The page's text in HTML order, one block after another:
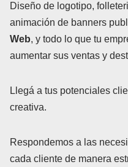
Diseño de logotipo,
animación de banners
Web, y todo lo que tu
aumentar sus ventas y
Llegá a tus potenciales
creativa.
Respondemos a las
cada cliente de manera